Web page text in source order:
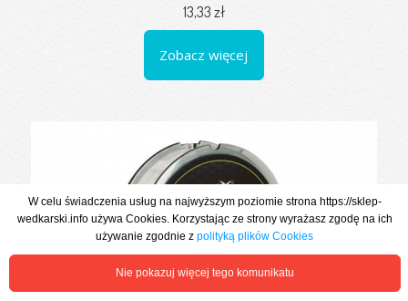
13,33 zł
Zobacz więcej
W celu świadczenia usług na najwyższym poziomie strona https://sklep-
wedkarski.info używa Cookies. Korzystając ze strony wyrażasz zgodę na ich
używanie zgodnie zpolityką plików Cookies
Nie pokazuj więcej tego komunikatu